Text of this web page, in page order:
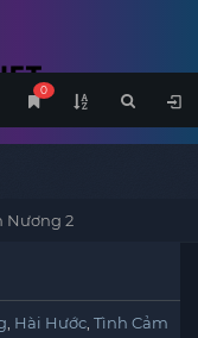
0
Nương 2
Hài Hước Tình Cảm